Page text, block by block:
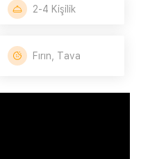
2-4 Kişilik
Fırın, Tava